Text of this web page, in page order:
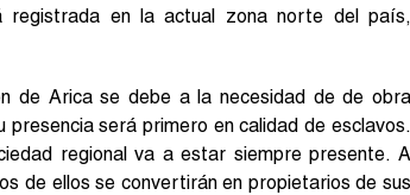
registrada en la actual zona norte del país,
de Arica se debe a la necesidad de de obra
será primero en calidad de esclavos.
regional va a estar siempre presente. A
de ellos se convertirán en propietarios de sus